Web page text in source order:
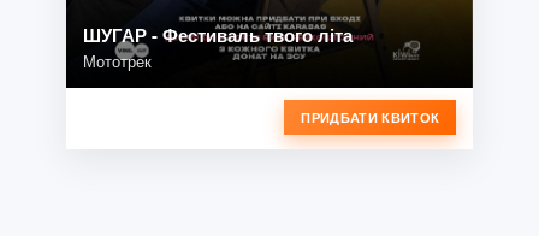
ШУГАР - Фестиваль твого літа
Мототрек
ПРИДБАТИ КВИТОК